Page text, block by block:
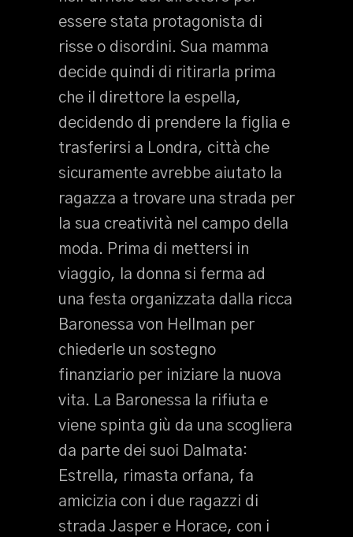
essere stata protagonista di
risse o disordini. Sua mamma
decide quindi di ritirarla prima
che il direttore la espella,
decidendo di prendere la figlia e
trasferirsi a Londra, città che
sicuramente avrebbe aiutato la
ragazza a trovare una strada per
la sua creatività nel campo della
moda. Prima di mettersi in
viaggio, la donna si ferma ad
una festa organizzata dalla ricca
Baronessa von Hellman per
chiederle un sostegno
finanziario per iniziare la nuova
vita. La Baronessa la rifiuta e
viene spinta giù da una scogliera
da parte dei suoi Dalmata:
Estrella, rimasta orfana, fa
amicizia con i due ragazzi di
strada Jasper e Horace, con i